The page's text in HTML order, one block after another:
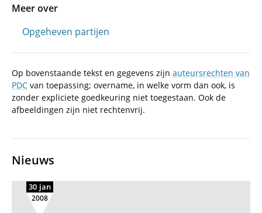
Meer over
Opgeheven partijen
Op bovenstaande tekst en gegevens zijn auteursrechten van
PDC van toepassing; overname, in welke vorm dan ook, is
zonder expliciete goedkeuring niet toegestaan. Ook de
afbeeldingen zijn niet rechtenvrij.
Nieuws
30 jan
2008